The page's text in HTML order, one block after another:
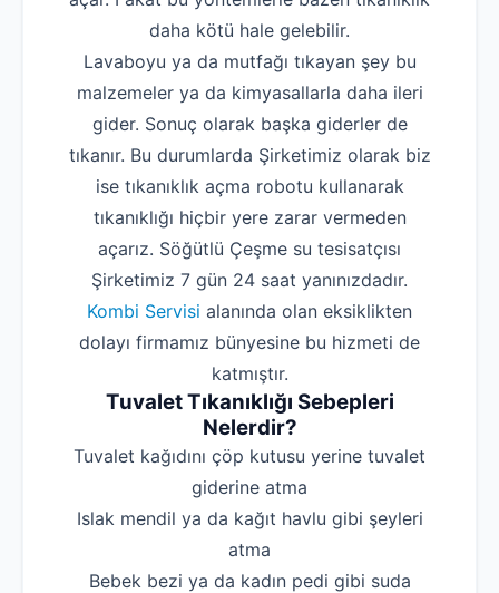
daha kötü hale gelebilir.
Lavaboyu ya da mutfağı tıkayan şey bu
malzemeler ya da kimyasallarla daha ileri
gider. Sonuç olarak başka giderler de
tıkanır. Bu durumlarda Şirketimiz olarak biz
ise tıkanıklık açma robotu kullanarak
tıkanıklığı hiçbir yere zarar vermeden
açarız. Söğütlü Çeşme su tesisatçısı
Şirketimiz 7 gün 24 saat yanınızdadır.
Kombi Servisi alanında olan eksiklikten
dolayı firmamız bünyesine bu hizmeti de
katmıştır.
Tuvalet Tıkanıklığı Sebepleri
Nelerdir?
‌Tuvalet kağıdını çöp kutusu yerine tuvalet
giderine atma
‌Islak mendil ya da kağıt havlu gibi şeyleri
atma
‌Bebek bezi ya da kadın pedi gibi suda